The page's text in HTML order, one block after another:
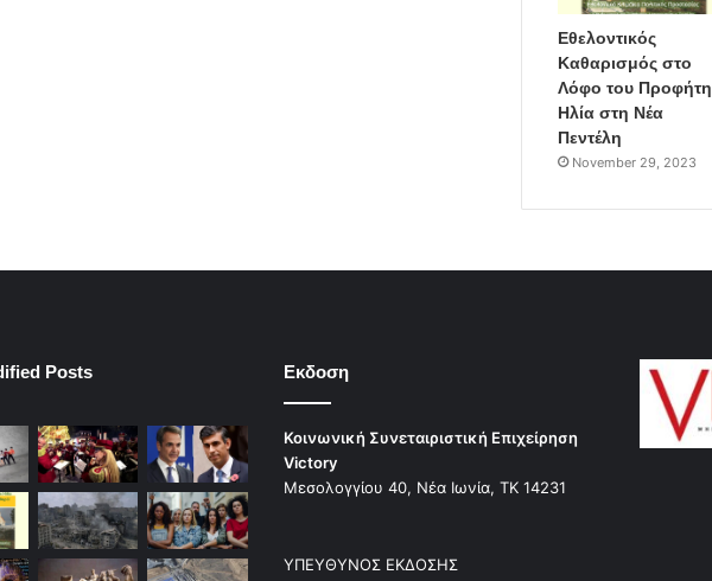
Εθελοντικός
Καθαρισμός στο
Λόφο του Προφήτη
Ηλία στη Νέα
Πεντέλη
November 29, 2023
Posts Εκδοση
Κοινωνική Συνεταιριστική Επιχείρηση
Victory
Μεσολογγίου 40, Νέα Ιωνία, ΤΚ 14231
ΥΠΕΥΘΥΝΟΣ ΕΚΔΟΣΗΣ